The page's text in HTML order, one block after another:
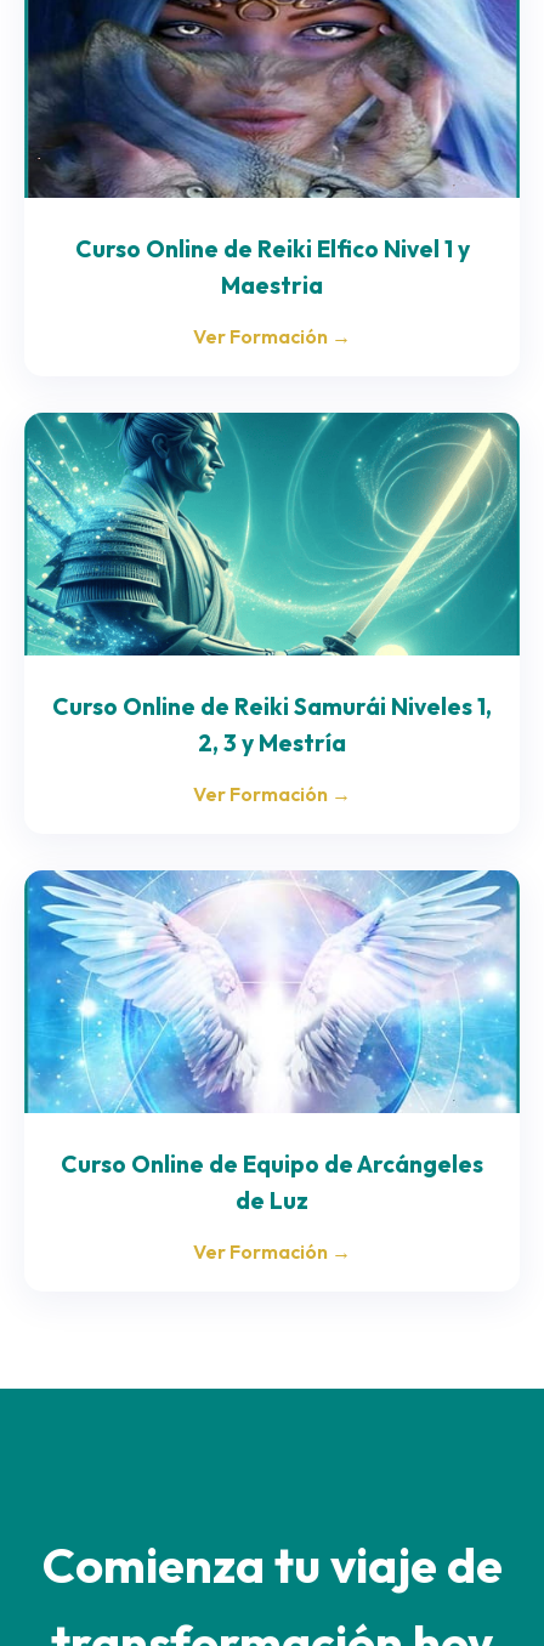
Curso Online de Reiki Elfico Nivel 1 y
Maestria
Ver Formación →
Curso Online de Reiki Samurái Niveles 1,
2, 3 y Mestría
Ver Formación →
Curso Online de Equipo de Arcángeles
de Luz
Ver Formación →
Comienza tu viaje de